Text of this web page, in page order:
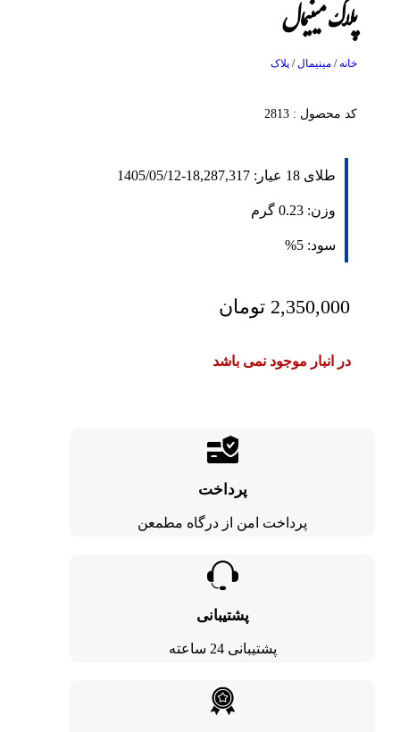
پلاک مینیمال
خانه/ مینیمال/ پلاک
کد محصول : 2813
طلای 18 عیار: 18,287,317
-
1405/05/12
وزن: 0.23 گرم
سود: 5%
2,350,000 تومان
در انبار موجود نمی باشد
پرداخت
پرداخت امن از درگاه مطمعن
پشتیبانی
پشتیبانی 24 ساعته